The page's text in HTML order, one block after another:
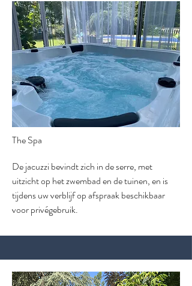
The Spa
De jacuzzi bevindt zich in de serre, met
uitzicht op het zwembad en de tuinen, en is
tijdens uw verblijf op afspraak beschikbaar
voor privégebruik.